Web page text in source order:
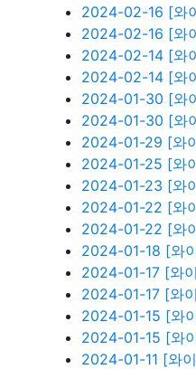
2024-02-16 [와
2024-02-16 [와
2024-02-14 [와
2024-02-14 [와
2024-01-30 [와
2024-01-30 [와
2024-01-29 [와
2024-01-25 [와
2024-01-23 [와
2024-01-22 [와
2024-01-22 [와
2024-01-18 [와
2024-01-17 [와
2024-01-17 [와
2024-01-15 [와
2024-01-15 [와
2024-01-11 [와